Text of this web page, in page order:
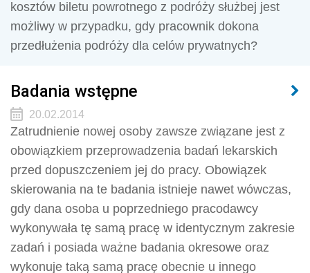
kosztów biletu powrotnego z podróży służbej jest
możliwy w przypadku, gdy pracownik dokona
przedłużenia podróży dla celów prywatnych?
Badania wstępne
20.02.2014
Zatrudnienie nowej osoby zawsze związane jest z
obowiązkiem przeprowadzenia badań lekarskich
przed dopuszczeniem jej do pracy. Obowiązek
skierowania na te badania istnieje nawet wówczas,
gdy dana osoba u poprzedniego pracodawcy
wykonywała tę samą pracę w identycznym zakresie
zadań i posiada ważne badania okresowe oraz
wykonuje taką samą pracę obecnie u innego